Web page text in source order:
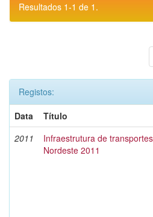
Resultados 1-1 de 1.
Registos:
Data
Título
2011
Infraestrutura de
Nordeste 2011